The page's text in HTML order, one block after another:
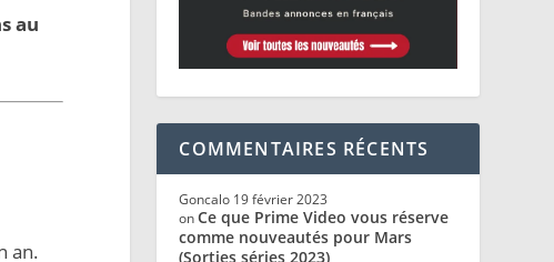
au
an.
COMMENTAIRES RÉCENTS
Goncalo 19 février 2023
onCe que Prime Video vous réserve
comme nouveautés pour Mars
(Sorties séries 2023)